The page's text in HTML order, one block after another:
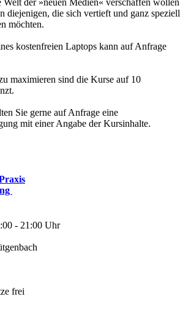
diejenigen, die sich vertieft und ganz speziell
möchten.
kostenfreien Laptops kann auf Anfrage
maximieren sind die Kurse auf 10
Sie gerne auf Anfrage eine
mit einer Angabe der Kursinhalte.
- 21:00 Uhr
frei